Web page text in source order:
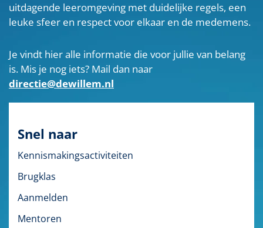
uitdagende leeromgeving met duidelijke regels, een
leuke sfeer en respect voor elkaar en de medemens.
Je vindt hier alle informatie die voor jullie van belang
is. Mis je nog iets? Mail dan naar
directie@dewillem.nl
Snel naar
Kennismakingsactiviteiten
Brugklas
Aanmelden
Mentoren